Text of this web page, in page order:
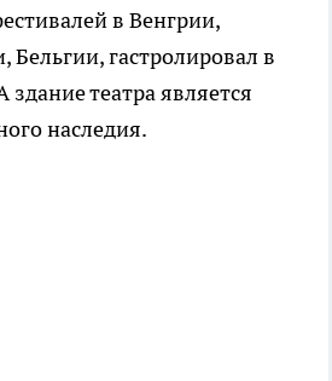
в Венгрии,
гастролировал в
театра является
наследия.